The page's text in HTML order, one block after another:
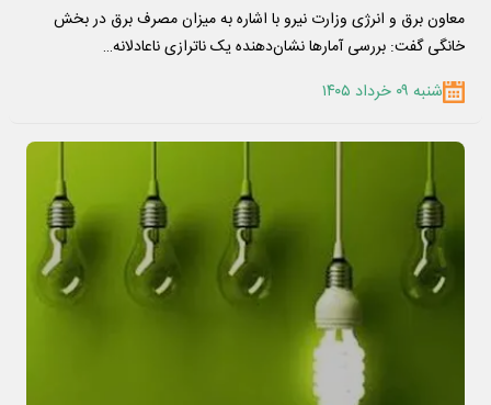
معاون برق و انرژی وزارت نیرو با اشاره به میزان مصرف برق در بخش
خانگی گفت: بررسی آمارها نشان‌دهنده یک ناترازی ناعادلانه…
شنبه ۰۹ خرداد ۱۴۰۵